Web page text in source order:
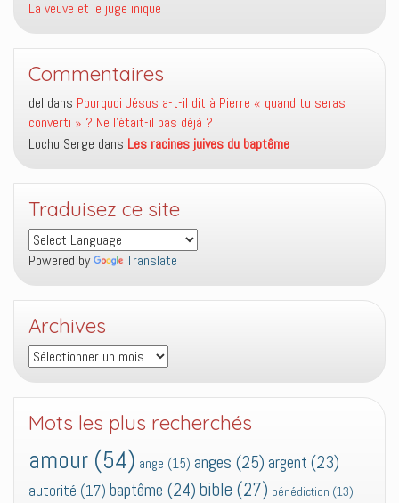
La veuve et le juge inique
Commentaires
del dans Pourquoi Jésus a-t-il dit à Pierre « quand tu seras
converti » ? Ne l’était-il pas déjà ?
Lochu Serge dans Les racines juives du baptême
Traduisez ce site
Powered by Translate
Archives
Archives
Mots les plus recherchés
amour (54) ange (15) anges (25) argent (23)
autorité (17) baptême (24) bible (27) bénédiction (13)